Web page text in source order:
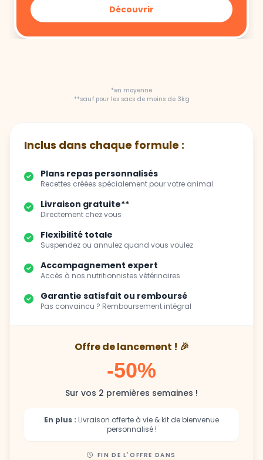
Découvrir
*en moyenne
**sauf pour les sacs de moins de 3kg
Inclus dans chaque formule :
Plans repas personnalisés
Recettes créées spécialement pour votre animal
Livraison gratuite**
Directement chez vous
Flexibilité totale
Suspendez ou annulez quand vous voulez
Accompagnement expert
Accès à nos nutritionnistes vétérinaires
Garantie satisfait ou remboursé
Pas convaincu ? Remboursement intégral
Offre de lancement ! 🎉
-50%
Sur vos 2 premières semaines !
En plus : Livraison offerte à vie & kit de bienvenue
personnalisé !
FIN DE L'OFFRE DANS